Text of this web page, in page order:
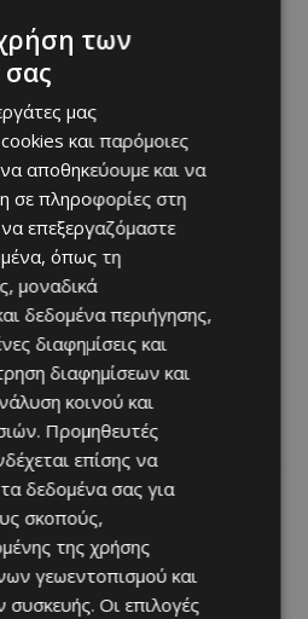
και μάθετε περισσότερα
Το M Fusion του Four
Seasons μας ταξιδεύει
γευστικά σε Δύση και
Ανατολή
των
μας
και παρόμοιες
αποθηκεύουμε και να
σε πληροφορίες στη
επεξεργαζόμαστε
όπως τη
μοναδικά
δεδομένα περιήγησης,
διαφημίσεις και
διαφημίσεων και
κοινού και
Προμηθευτές
επίσης να
δεδομένα σας για
σκοπούς,
της χρήσης
γεωεντοπισμού και
συσκευής. Οι επιλογές